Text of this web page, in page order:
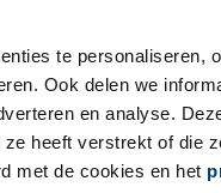
te personaliseren,
Ook delen we
en analyse.
heeft verstrekt of die
met de cookies en het